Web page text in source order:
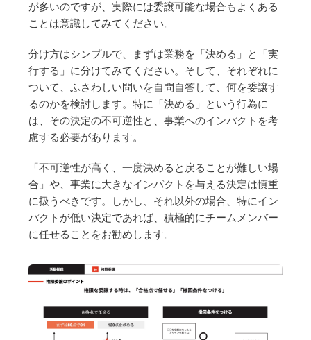
が多いのですが、実際には委譲可能な場合もよくある
ことは意識してみてください。
分け方はシンプルで、まずは業務を「決める」と「実
行する」に分けてみてください。そして、それぞれに
ついて、ふさわしい問いを自問自答して、何を委譲す
るのかを検討します。特に「決める」という行為に
は、その決定の不可逆性と、事業へのインパクトを考
慮する必要があります。
「不可逆性が高く、一度決めると戻ることが難しい場
合」や、事業に大きなインパクトを与える決定は慎重
に扱うべきです。しかし、それ以外の場合、特にイン
パクトが低い決定であれば、積極的にチームメンバー
に任せることをお勧めします。